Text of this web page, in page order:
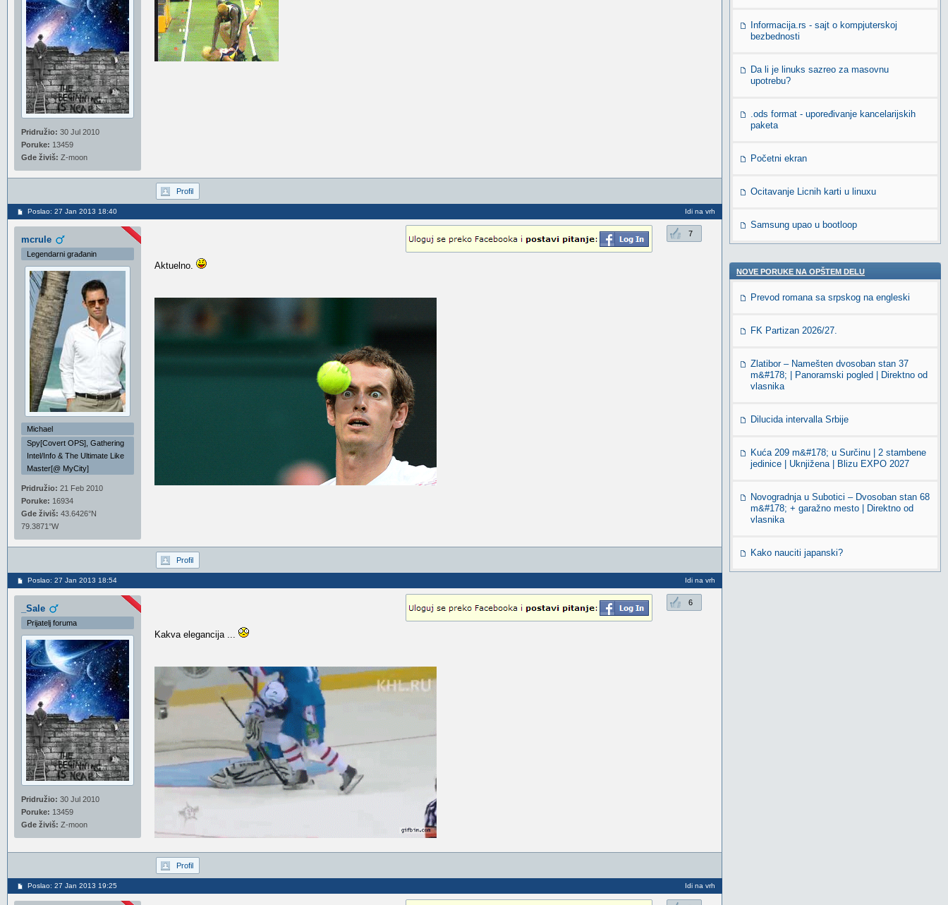
Pridružio: 30 Jul 2010
Poruke: 13459
Gde živiš: Z-moon
Profil
Poslao: 27 Jan 2013 18:40 Idi na vrh
mcrule
Legendarni građanin
Michael
Spy[Covert OPS], Gathering
Intel/Info & The Ultimate Like
Master[@ MyCity]
Pridružio: 21 Feb 2010
Poruke: 16934
Gde živiš: 43.6426°N
79.3871°W
7
Aktuelno.
Profil
Poslao: 27 Jan 2013 18:54 Idi na vrh
_Sale
Prijatelj foruma
Pridružio: 30 Jul 2010
Poruke: 13459
Gde živiš: Z-moon
6
Kakva elegancija ...
Profil
Poslao: 27 Jan 2013 19:25 Idi na vrh
Informacija.rs - sajt o kompjuterskoj
bezbednosti
Da li je linuks sazreo za masovnu
upotrebu?
.ods format - upoređivanje kancelarijskih
paketa
Početni ekran
Ocitavanje Licnih karti u linuxu
Samsung upao u bootloop
NOVE PORUKE NA OPŠTEM DELU
Prevod romana sa srpskog na engleski
FK Partizan 2026/27.
Zlatibor – Namešten dvosoban stan 37
m&#178; | Panoramski pogled | Direktno od
vlasnika
Dilucida intervalla Srbije
Kuća 209 m&#178; u Surčinu | 2 stambene
jedinice | Uknjižena | Blizu EXPO 2027
Novogradnja u Subotici – Dvosoban stan 68
m&#178; + garažno mesto | Direktno od
vlasnika
Kako nauciti japanski?